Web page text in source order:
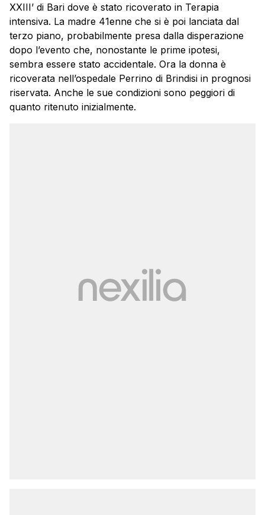
XXIII’ di Bari dove è stato ricoverato in Terapia
intensiva. La madre 41enne che si è poi lanciata dal
terzo piano, probabilmente presa dalla disperazione
dopo l’evento che, nonostante le prime ipotesi,
sembra essere stato accidentale. Ora la donna è
ricoverata nell’ospedale Perrino di Brindisi in prognosi
riservata. Anche le sue condizioni sono peggiori di
quanto ritenuto inizialmente.